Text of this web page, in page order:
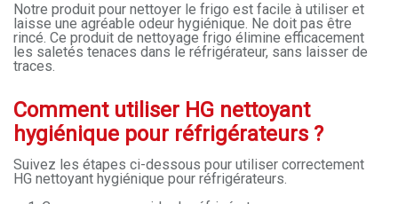
Notre produit pour nettoyer le frigo est facile à utiliser et
laisse une agréable odeur hygiénique. Ne doit pas être
rincé. Ce produit de nettoyage frigo élimine efficacement
les saletés tenaces dans le réfrigérateur, sans laisser de
traces.
Comment utiliser HG nettoyant
hygiénique pour réfrigérateurs ?
Suivez les étapes ci-dessous pour utiliser correctement
HG nettoyant hygiénique pour réfrigérateurs.